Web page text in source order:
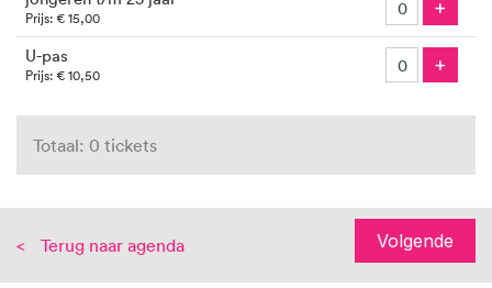
Prijs: € 15,00 +
U-pas
Prijs: € 10,50 +
Totaal: 0 tickets
Terug naar agenda Volgende